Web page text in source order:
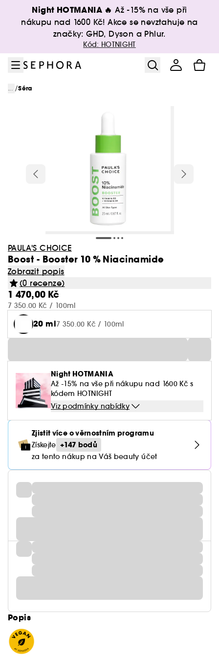
Přejít na menu
Přejít na hlavní obsah
Přejít na zápatí
Night HOTMANIA 🔥 Až -15% na vše při
nákupu nad 1600 Kč! Akce se nevztahuje na
značky: GHD, Dyson a Phlur.
Kód: HOTNIGHT
... /Séra
PAULA'S CHOICE
Boost - Booster 10 % Niacinamide
Zobrazit popis
(0 recenze)
1 470,00 Kč
7 350.00 Kč / 100ml
20 ml7 350.00 Kč / 100ml
Night HOTMANIA
Až -15% na vše při nákupu nad 1600 Kč s
kódem HOTNIGHT
Viz podmínky nabídky
Zjistit více o věrnostním programu
Získejte +147 bodů
za tento nákup na Váš beauty účet
Popis